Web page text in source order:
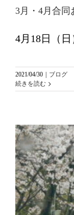
3月・4月合同
4月18日（
2021/04/30
ブログ
続きを読む